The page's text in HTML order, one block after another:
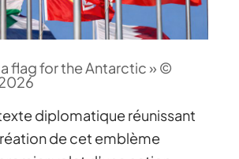
flag for the Antarctic » ©
diplomatique réunissant
de cet emblème